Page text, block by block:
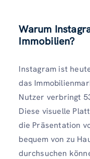
Warum
Immobilien?
Instagram ist
das
Nutzer verbringt
Diese visuelle
die Präsentation
bequem von zu
durchsuchen